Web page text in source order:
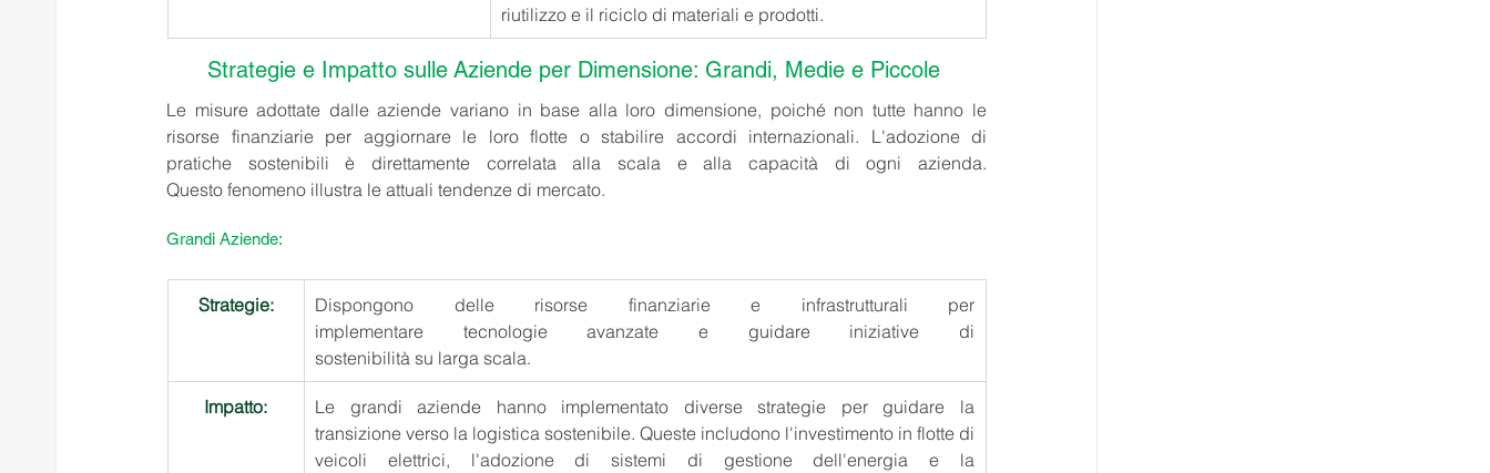
riutilizzo e il riciclo di materiali e prodotti.
Strategie e Impatto sulle Aziende per Dimensione: Grandi, Medie e Piccole
Le misure adottate dalle aziende variano in base alla loro dimensione, poiché non tutte hanno le
risorse finanziarie per aggiornare le loro flotte o stabilire accordi internazionali. L'adozione di
pratiche sostenibili è direttamente correlata alla scala e alla capacità di ogni azienda.
Questo fenomeno illustra le attuali tendenze di mercato.
Grandi Aziende:
Strategie:
Dispongono delle risorse finanziarie e infrastrutturali per
implementare tecnologie avanzate e guidare iniziative di
sostenibilità su larga scala.
Impatto:
Le grandi aziende hanno implementato diverse strategie per guidare la
transizione verso la logistica sostenibile. Queste includono l'investimento in flotte di
veicoli elettrici, l'adozione di sistemi di gestione dell'energia e la